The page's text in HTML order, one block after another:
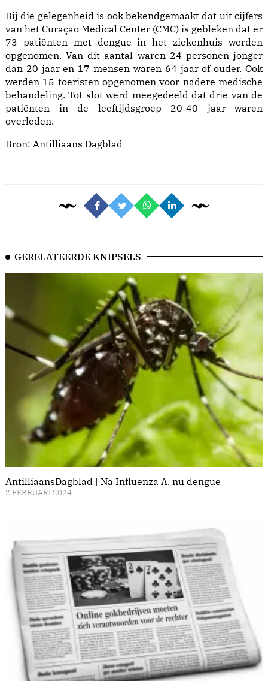
Bij die gelegenheid is ook bekendgemaakt dat uit cijfers
van het Curaçao Medical Center (CMC) is gebleken dat er
73 patiënten met dengue in het ziekenhuis werden
opgenomen. Van dit aantal waren 24 personen jonger
dan 20 jaar en 17 mensen waren 64 jaar of ouder. Ook
werden 15 toeristen opgenomen voor nadere medische
behandeling. Tot slot werd meegedeeld dat drie van de
patiënten in de leeftijdsgroep 20-40 jaar waren
overleden.
Bron: Antilliaans Dagblad
GERELATEERDE KNIPSELS
AntilliaansDagblad | Na Influenza A, nu dengue
2 FEBRUARI 2024